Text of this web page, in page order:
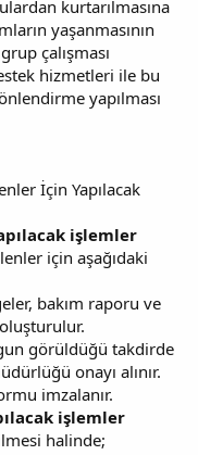
kurtarılmasına
yaşanmasının
çalışması
hizmetleri ile bu
yapılması
İçin Yapılacak
işlemler
için aşağıdaki
bakım raporu ve
görüldüğü takdirde
onayı alınır.
imzalanır.
işlemler
halinde;